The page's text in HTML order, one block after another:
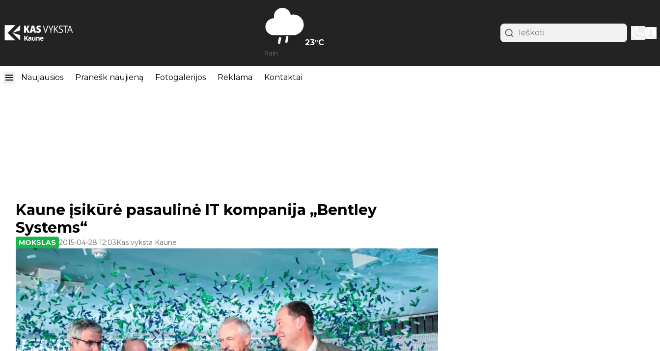
23°C
Rain
Naujausios Pranešk naujieną Fotogalerijos Reklama Kontaktai
Kaune įsikūrė pasaulinė IT kompanija „Bentley
Systems“
MOKSLAS 2015-04-28 12:03Kas vyksta Kaune